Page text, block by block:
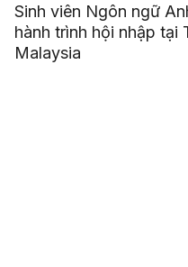
Sinh viên Ngôn ngữ
hành trình hội nhập tại
Malaysia